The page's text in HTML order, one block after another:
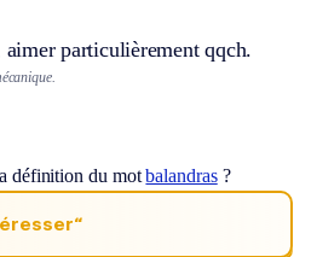
particulièrement qqch.
définition du motbalandras?